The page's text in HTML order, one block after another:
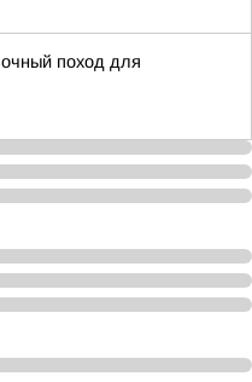
поход для